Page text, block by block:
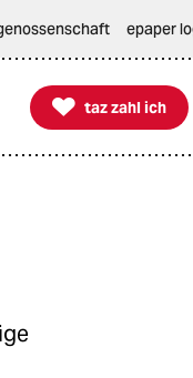
epaper

taz zahl ich
taz zahl ich